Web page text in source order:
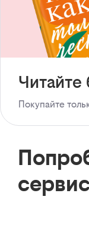
Читайте
Покупайте